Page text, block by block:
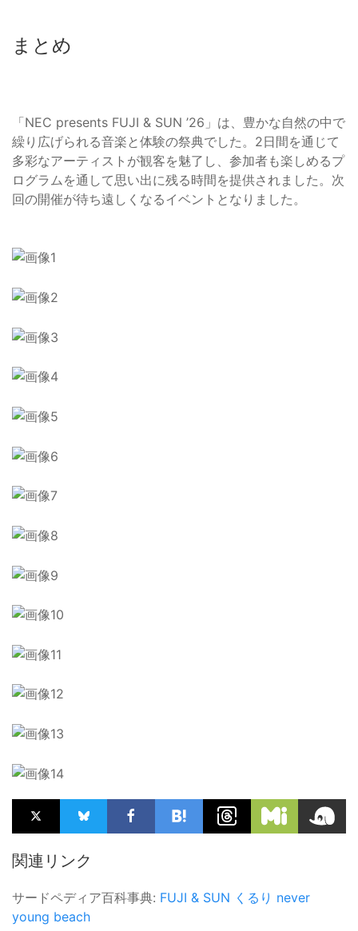
まとめ
「NEC presents FUJI & SUN ’26」は、豊かな自然の中で
繰り広げられる音楽と体験の祭典でした。2日間を通じて
多彩なアーティストが観客を魅了し、参加者も楽しめるプ
ログラムを通して思い出に残る時間を提供されました。次
回の開催が待ち遠しくなるイベントとなりました。
関連リンク
サードペディア百科事典: FUJI & SUN くるり never
young beach